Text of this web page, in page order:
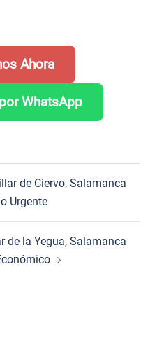
Ahora
WhatsApp
de Ciervo, Salamanca
Urgente
de la Yegua, Salamanca